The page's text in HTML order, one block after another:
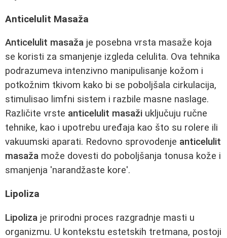
Anticelulit Masaža
Anticelulit masaža je posebna vrsta masaže koja
se koristi za smanjenje izgleda celulita. Ova tehnika
podrazumeva intenzivno manipulisanje kožom i
potkožnim tkivom kako bi se poboljšala cirkulacija,
stimulisao limfni sistem i razbile masne naslage.
Različite vrste anticelulit masaži uključuju ručne
tehnike, kao i upotrebu uređaja kao što su rolere ili
vakuumski aparati. Redovno sprovodenje anticelulit
masaža može dovesti do poboljšanja tonusa kože i
smanjenja 'narandžaste kore'.
Lipoliza
Lipoliza je prirodni proces razgradnje masti u
organizmu. U kontekstu estetskih tretmana, postoji